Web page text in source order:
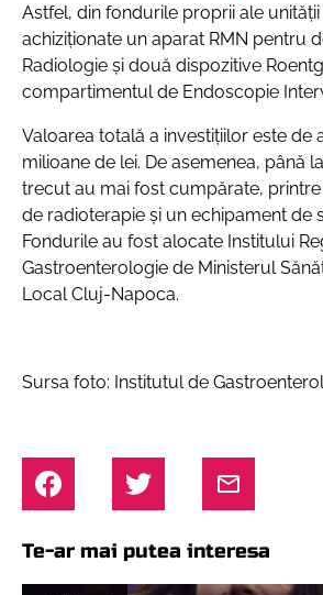
Astfel, din fondurile proprii ale
achiziționate un aparat RMN pentru
Radiologie și două dispozitive
compartimentul de Endoscopie
Valoarea totală a investițiilor este de
milioane de lei. De asemenea, până
trecut au mai fost cumpărate,
de radioterapie și un echipament de
Fondurile au fost alocate Institului
Gastroenterologie de Ministerul
Local Cluj-Napoca.
Sursa foto: Institutul de
Te-ar mai putea interesa